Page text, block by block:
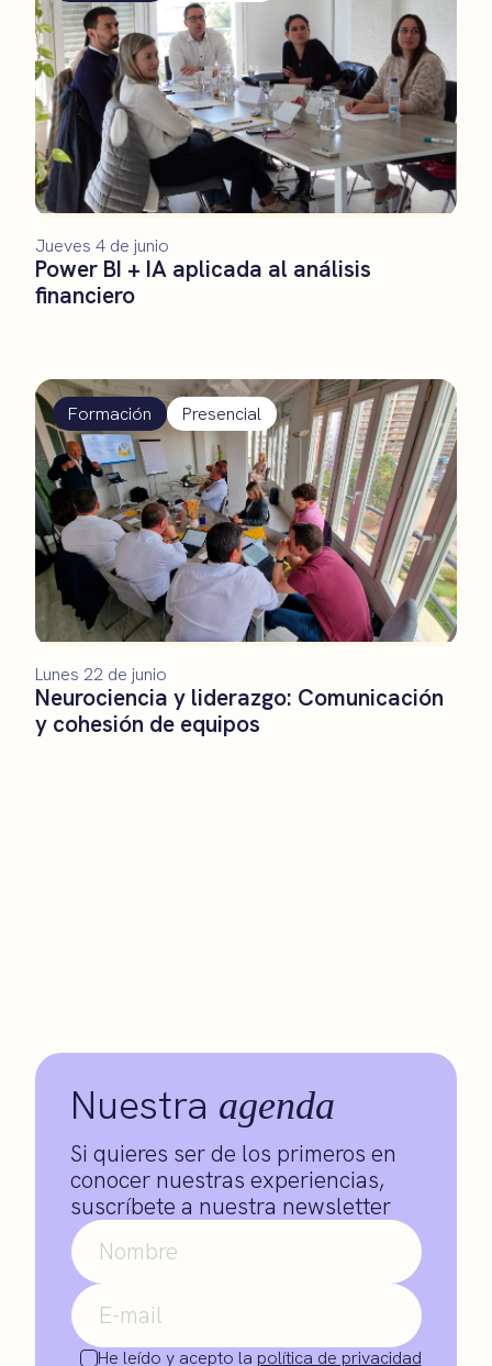
Power BI + IA aplicada al análisis
financiero
Jueves 4 de junio
Formación Presencial
Neurociencia y liderazgo: Comunicación
y cohesión de equipos
Lunes 22 de junio
Nuestra agenda
Si quieres ser de los primeros en
conocer nuestras experiencias,
suscríbete a nuestra newsletter
He leído y acepto la política de privacidad